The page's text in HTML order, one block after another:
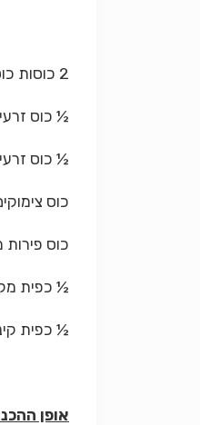
2 כוסות כוסמת מונבטת ומיובשת
½ כוס
½ כוס
כוס
כוס
½ כפית
½ כפית
אופן